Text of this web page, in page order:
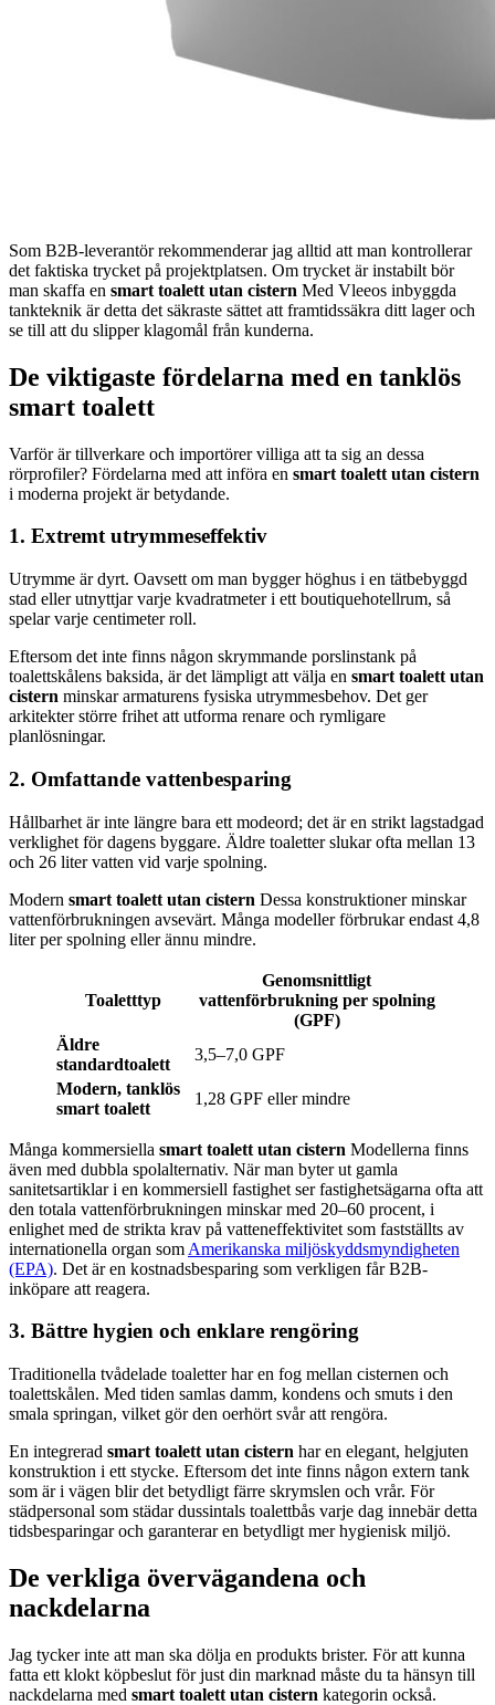
Som B2B-leverantör rekommenderar jag alltid att man kontrollerar
det faktiska trycket på projektplatsen. Om trycket är instabilt bör
man skaffa en smart toalett utan cistern Med Vleeos inbyggda
tankteknik är detta det säkraste sättet att framtidssäkra ditt lager och
se till att du slipper klagomål från kunderna.
De viktigaste fördelarna med en tanklös
smart toalett
Varför är tillverkare och importörer villiga att ta sig an dessa
rörprofiler? Fördelarna med att införa en smart toalett utan cistern
i moderna projekt är betydande.
1. Extremt utrymmeseffektiv
Utrymme är dyrt. Oavsett om man bygger höghus i en tätbebyggd
stad eller utnyttjar varje kvadratmeter i ett boutiquehotellrum, så
spelar varje centimeter roll.
Eftersom det inte finns någon skrymmande porslinstank på
toalettskålens baksida, är det lämpligt att välja en smart toalett utan
cistern minskar armaturens fysiska utrymmesbehov. Det ger
arkitekter större frihet att utforma renare och rymligare
planlösningar.
2. Omfattande vattenbesparing
Hållbarhet är inte längre bara ett modeord; det är en strikt lagstadgad
verklighet för dagens byggare. Äldre toaletter slukar ofta mellan 13
och 26 liter vatten vid varje spolning.
Modern smart toalett utan cistern Dessa konstruktioner minskar
vattenförbrukningen avsevärt. Många modeller förbrukar endast 4,8
liter per spolning eller ännu mindre.
Toaletttyp
Genomsnittligt
vattenförbrukning per spolning
(GPF)
Äldre
standardtoalett
3,5–7,0 GPF
Modern, tanklös
smart toalett
1,28 GPF eller mindre
Många kommersiella smart toalett utan cistern Modellerna finns
även med dubbla spolalternativ. När man byter ut gamla
sanitetsartiklar i en kommersiell fastighet ser fastighetsägarna ofta att
den totala vattenförbrukningen minskar med 20–60 procent, i
enlighet med de strikta krav på vatteneffektivitet som fastställts av
internationella organ som Amerikanska miljöskyddsmyndigheten
(EPA). Det är en kostnadsbesparing som verkligen får B2B-
inköpare att reagera.
3. Bättre hygien och enklare rengöring
Traditionella tvådelade toaletter har en fog mellan cisternen och
toalettskålen. Med tiden samlas damm, kondens och smuts i den
smala springan, vilket gör den oerhört svår att rengöra.
En integrerad smart toalett utan cistern har en elegant, helgjuten
konstruktion i ett stycke. Eftersom det inte finns någon extern tank
som är i vägen blir det betydligt färre skrymslen och vrår. För
städpersonal som städar dussintals toalettbås varje dag innebär detta
tidsbesparingar och garanterar en betydligt mer hygienisk miljö.
De verkliga övervägandena och
nackdelarna
Jag tycker inte att man ska dölja en produkts brister. För att kunna
fatta ett klokt köpbeslut för just din marknad måste du ta hänsyn till
nackdelarna med smart toalett utan cistern kategorin också.